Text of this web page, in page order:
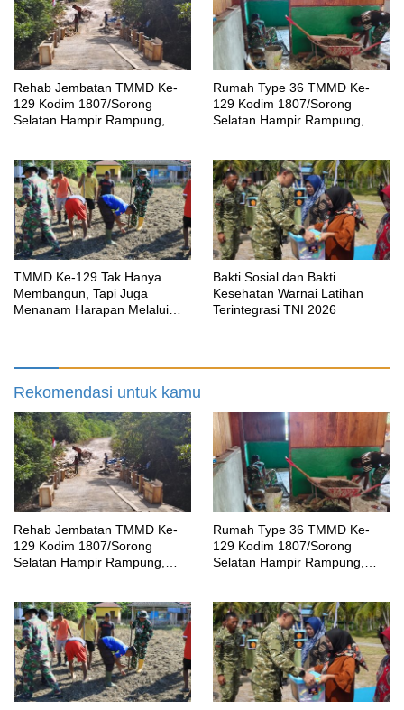
Rehab Jembatan TMMD Ke-
129 Kodim 1807/Sorong
Selatan Hampir Rampung,
Sesor
Rumah Type 36 TMMD Ke-
129 Kodim 1807/Sorong
Selatan Hampir Rampung,
Warga
TMMD Ke-129 Tak Hanya
Membangun, Tapi Juga
Menanam Harapan Melalui
Bakti Sosial dan Bakti
Kesehatan Warnai Latihan
Terintegrasi TNI 2026
Rekomendasi untuk kamu
Rehab Jembatan TMMD Ke-
129 Kodim 1807/Sorong
Selatan Hampir Rampung,
Sesor
Rumah Type 36 TMMD Ke-
129 Kodim 1807/Sorong
Selatan Hampir Rampung,
Warga